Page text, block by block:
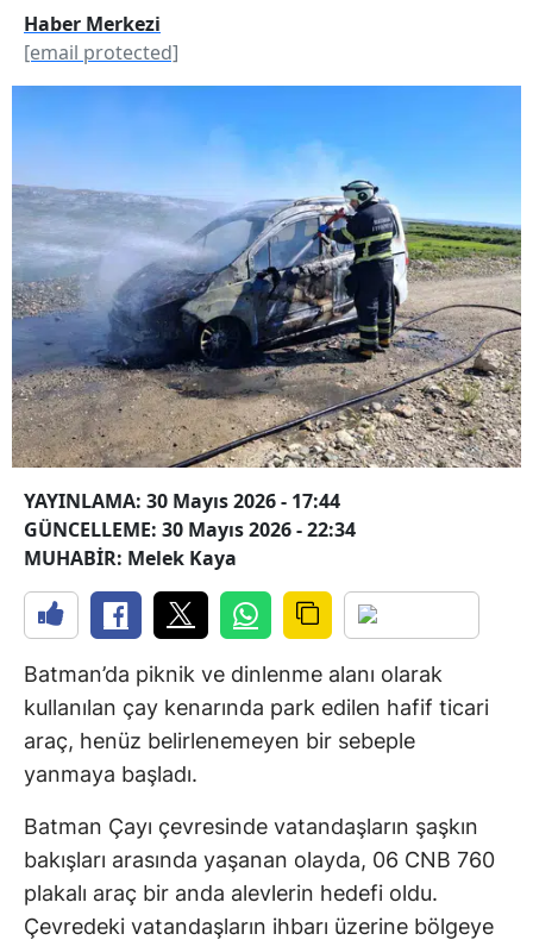
Haber Merkezi
[email protected]
YAYINLAMA: 30 Mayıs 2026 - 17:44
GÜNCELLEME: 30 Mayıs 2026 - 22:34
MUHABİR: Melek Kaya
Batman’da piknik ve dinlenme alanı olarak
kullanılan çay kenarında park edilen hafif ticari
araç, henüz belirlenemeyen bir sebeple
yanmaya başladı.
Batman Çayı çevresinde vatandaşların şaşkın
bakışları arasında yaşanan olayda, 06 CNB 760
plakalı araç bir anda alevlerin hedefi oldu.
Çevredeki vatandaşların ihbarı üzerine bölgeye